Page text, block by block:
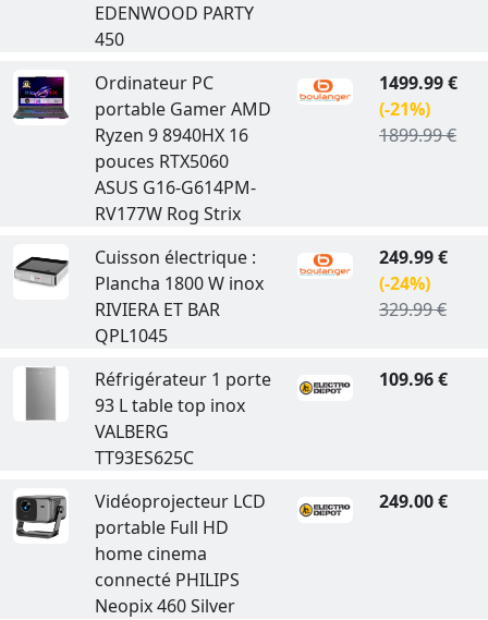
EDENWOOD PARTY
450
Ordinateur PC
portable Gamer AMD
Ryzen 9 8940HX 16
pouces RTX5060
ASUS G16-G614PM-
RV177W Rog Strix
1499.99 €
(-21%)
1899.99 €
Cuisson électrique :
Plancha 1800 W inox
RIVIERA ET BAR
QPL1045
249.99 €
(-24%)
329.99 €
Réfrigérateur 1 porte
93 L table top inox
VALBERG
TT93ES625C
109.96 €
Vidéoprojecteur LCD
portable Full HD
home cinema
connecté PHILIPS
Neopix 460 Silver
249.00 €